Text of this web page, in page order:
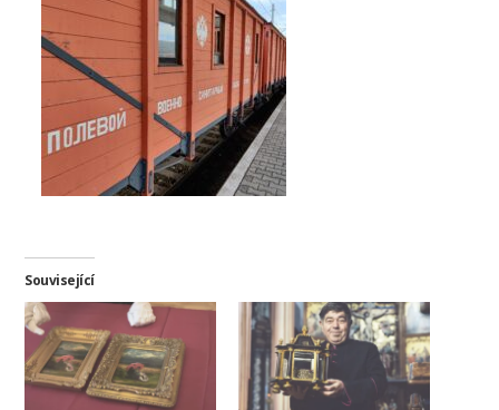
Související